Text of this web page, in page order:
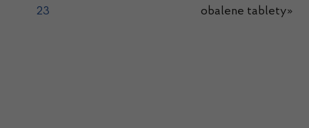
23
obalene tablety»